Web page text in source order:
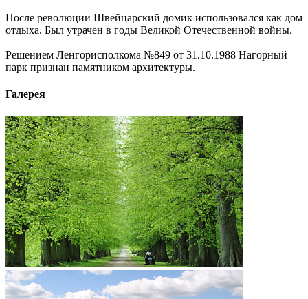
После революции Швейцарский домик использовался как дом
отдыха. Был утрачен в годы Великой Отечественной войны.
Решением Ленгорисполкома №849 от 31.10.1988 Нагорный
парк признан памятником архитектуры.
Галерея